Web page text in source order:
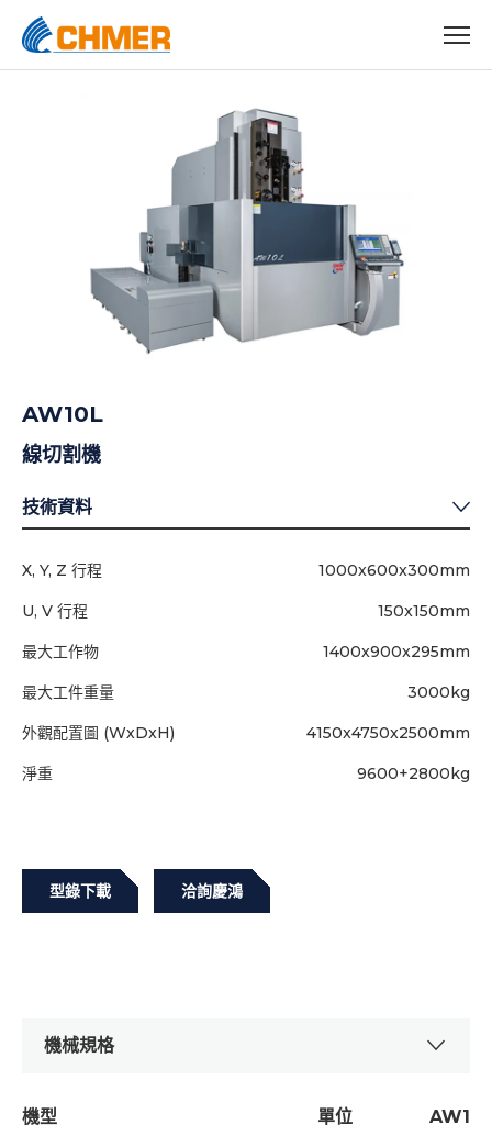
AW10L
線切割機
技術資料
X, Y, Z 行程
U, V 行程
最大工作物
最大工件重量
外觀配置圖 (WxDxH)
淨重
1000x600x300mm
150x150mm
1400x900x295mm
3000kg
4150x4750x2500mm
9600+2800kg
型錄下載 洽詢慶鴻
機械規格
機型 單位 AW10L